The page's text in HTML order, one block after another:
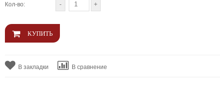
Кол-во:
В закладки В сравнение